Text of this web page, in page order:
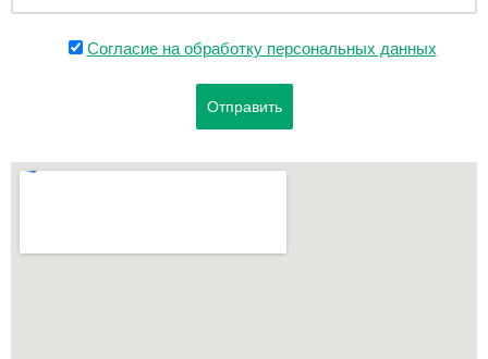
Согласие на обработку персональных данных